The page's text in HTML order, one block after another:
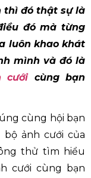
thì đó thật sự là
đó mà từng
luôn khao khát
mình và đó là
cướicùng bạn
cùng hội bạn
ảnh cưới của
thử tìm hiểu
cưới cùng bạn